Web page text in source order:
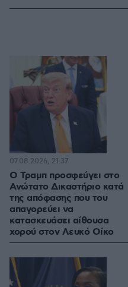
Ο Τραμπ προσφεύγει στο
Ανώτατο Δικαστήριο κατά
της απόφασης που του
απαγορεύει να
κατασκευάσει αίθουσα
χορού στον Λευκό Οίκο
07.08.2026, 21:37